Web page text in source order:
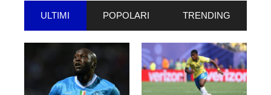
ULTIMI POPOLARI TRENDING